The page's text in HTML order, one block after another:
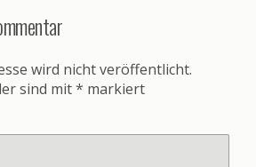
wird nicht veröffentlicht.
sind mit* markiert